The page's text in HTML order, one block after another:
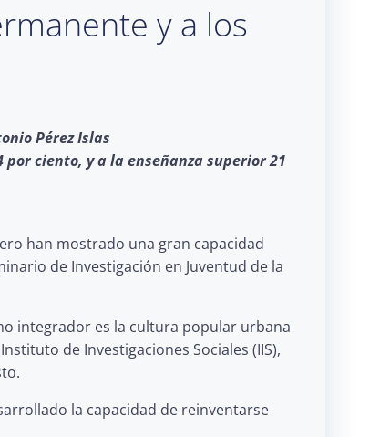
y a los
Pérez Islas
ciento, y a la enseñanza superior 21
han mostrado una gran capacidad
de Investigación en Juventud de la
integrador es la cultura popular urbana
de Investigaciones Sociales (IIS),
la capacidad de reinventarse